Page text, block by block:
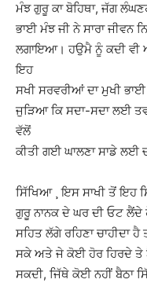
ਮੰਝ ਗੁਰੂ ਕਾ ਬੋਹਿਥਾ, ਜੱਗ
ਭਾਈ ਮੰਝ ਜੀ ਨੇ ਸਾਰਾ ਜੀਵਨ
ਲਗਾਇਆ। ਹਉਮੈ ਨੂੰ ਕਦੀ ਵੀ
ਇਹ
ਸਖੀ ਸਰਵਰੀਆਂ ਦਾ ਮੁਖੀ
ਜੁੜਿਆ ਕਿ ਸਦਾ-ਸਦਾ ਲਈ
ਵੱਲੋਂ
ਕੀਤੀ ਗਈ ਘਾਲਣਾ ਸਾਡੇ ਲਈ
ਸਿੱਖਿਆ ¸ ਇਸ ਸਾਖੀ ਤੋਂ ਇਹ
ਗੁਰੂ ਨਾਨਕ ਦੇ ਘਰ ਦੀ ਓਟ ਲੈਂਦੇ
ਸਹਿਤ ਲੱਗੇ ਰਹਿਣਾ ਚਾਹੀਦਾ
ਸਕੇ ਅਤੇ ਜੇ ਕੋਈ ਹੋਰ ਹਿਰਦੇ ਤੇ
ਸਕਦੀ, ਜਿੱਥੇ ਕੋਈ ਨਹੀਂ ਬੈਠਾ